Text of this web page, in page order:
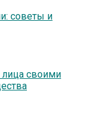
советы и
лица своими